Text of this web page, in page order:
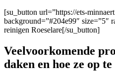
[su_button url=”https://ets-
background=”#204e99″ size=”5″
reinigen Roeselare[/su_button]
Veelvoorkomende
daken en hoe ze op te